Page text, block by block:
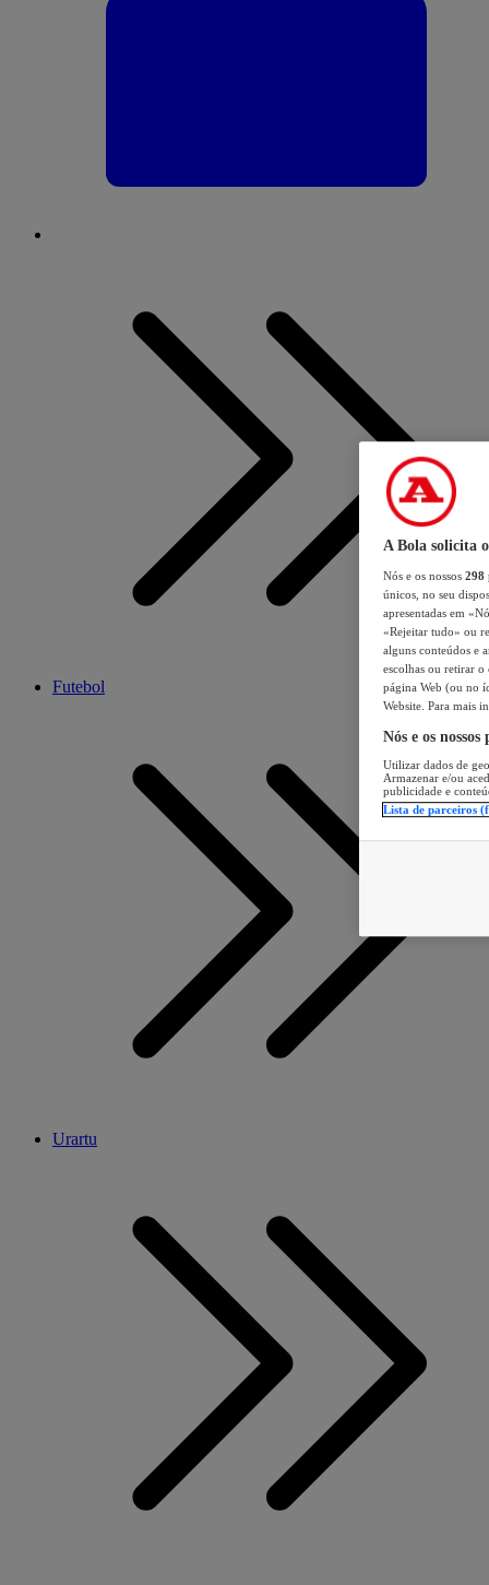
Futebol
Urartu
A Bola solicita
Nós e os nossos 298
únicos, no seu
apresentadas em
«Rejeitar tudo» ou
alguns conteúdos e
escolhas ou retirar
página Web (ou no
Website. Para mais
Nós e os
Utilizar dados de
Armazenar e/ou
publicidade e
Lista de parceiros